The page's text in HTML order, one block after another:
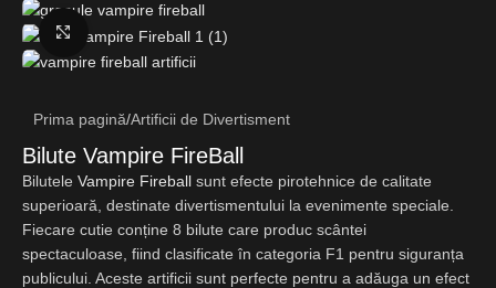
Fă clic pentru a mări
Prima pagină/Artificii de Divertisment
Bilute Vampire FireBall
Bilutele Vampire Fireball sunt efecte pirotehnice de calitate
superioară, destinate divertismentului la evenimente speciale.
Fiecare cutie conține 8 bilute care produc scântei
spectaculoase, fiind clasificate în categoria F1 pentru siguranța
publicului. Aceste artificii sunt perfecte pentru a adăuga un efect